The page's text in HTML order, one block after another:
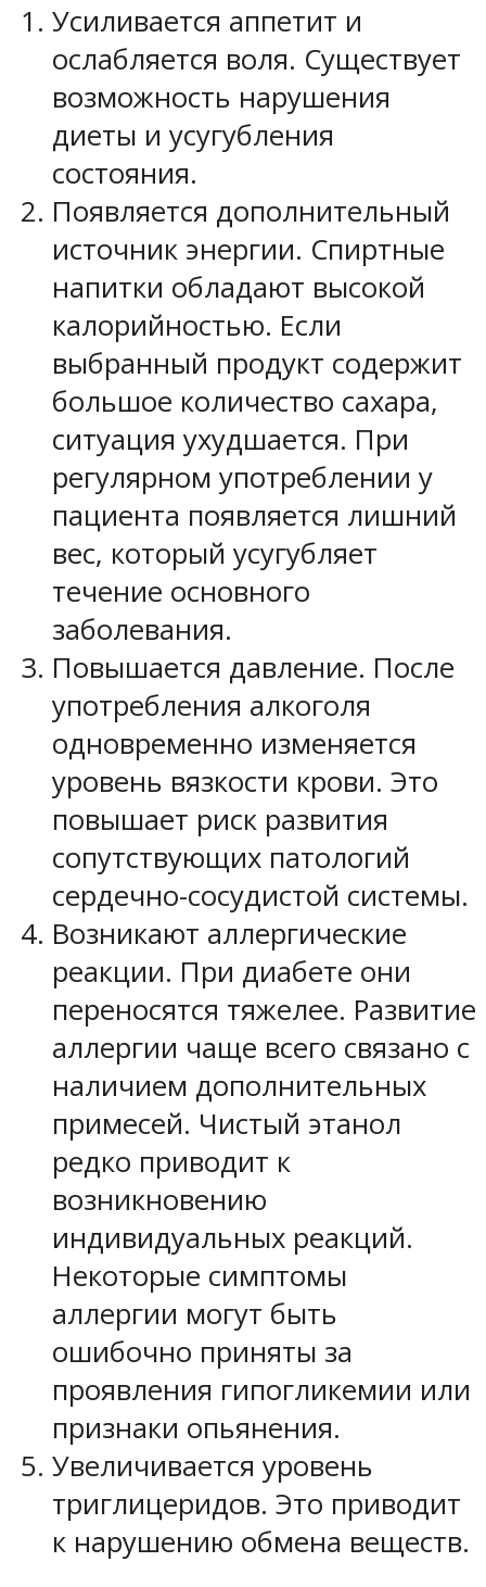
Усиливается аппетит и
ослабляется воля. Существует
возможность нарушения
диеты и усугубления
состояния.
Появляется дополнительный
источник энергии. Спиртные
напитки обладают высокой
калорийностью. Если
выбранный продукт содержит
большое количество сахара,
ситуация ухудшается. При
регулярном употреблении у
пациента появляется лишний
вес, который усугубляет
течение основного
заболевания.
Повышается давление. После
употребления алкоголя
одновременно изменяется
уровень вязкости крови. Это
повышает риск развития
сопутствующих патологий
сердечно-сосудистой системы.
Возникают аллергические
реакции. При диабете они
переносятся тяжелее. Развитие
аллергии чаще всего связано с
наличием дополнительных
примесей. Чистый этанол
редко приводит к
возникновению
индивидуальных реакций.
Некоторые симптомы
аллергии могут быть
ошибочно приняты за
проявления гипогликемии или
признаки опьянения.
Увеличивается уровень
триглицеридов. Это приводит
к нарушению обмена веществ.